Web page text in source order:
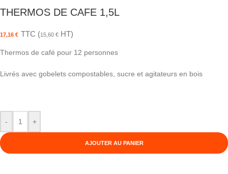
THERMOS DE CAFE 1,5L
17,16 € TTC (15,60 € HT)
Thermos de café pour 12 personnes
Livrés avec gobelets compostables, sucre et agitateurs en bois
- +
AJOUTER AU PANIER